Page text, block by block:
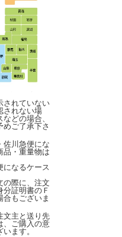
されていない
されない場
どの場合、
めご了承下さ
佐川急便にな
品・重量物は
になるケース
の際に、注文
証明書のＦ
合もございま
文主と送り先
、ご購入の意
ます。